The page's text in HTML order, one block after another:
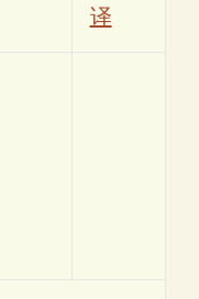
译